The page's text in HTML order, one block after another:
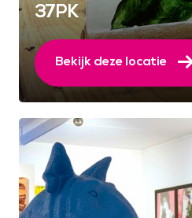
37PK
Bekijk deze locatie